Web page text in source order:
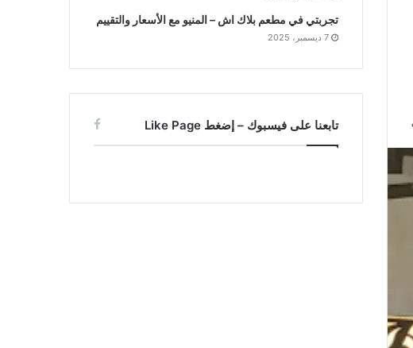
تجربتي في مطعم بلاك اش – المنيو مع الأسعار والتقييم
7 ديسمبر، 2025
تابعنا على فيسبوك – إضغط Like Page